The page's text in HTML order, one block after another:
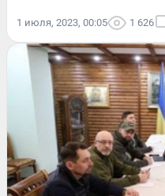
1 июля, 2023, 00:05 1 626